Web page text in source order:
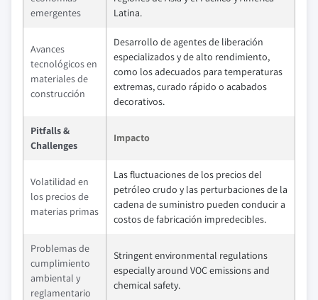
emergentes
Latina.
Avances
tecnológicos en
materiales de
construcción
Desarrollo de agentes de liberación
especializados y de alto rendimiento,
como los adecuados para temperaturas
extremas, curado rápido o acabados
decorativos.
Pitfalls &
Challenges
Impacto
Volatilidad en
los precios de
materias primas
Las fluctuaciones de los precios del
petróleo crudo y las perturbaciones de la
cadena de suministro pueden conducir a
costos de fabricación impredecibles.
Problemas de
cumplimiento
ambiental y
reglamentario
Stringent environmental regulations
especially around VOC emissions and
chemical safety.